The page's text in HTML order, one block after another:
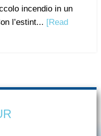
incendio in un
l’estint... [Read